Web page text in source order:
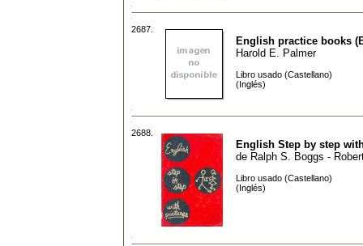
2687.
English practice books
Harold E. Palmer
Libro usado (Castellano)
(Inglés)
2688.
English Step by step
de Ralph S. Boggs -
Libro usado (Castellano)
(Inglés)